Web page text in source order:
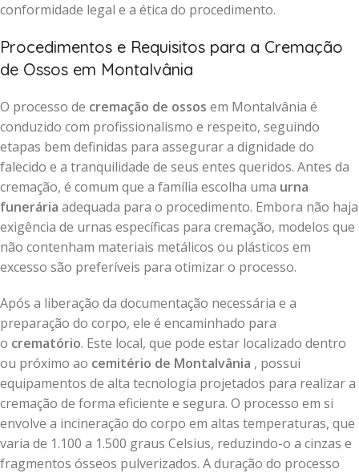
conformidade legal e a ética do procedimento.
Procedimentos e Requisitos para a Cremação
de Ossos em Montalvânia
O processo de cremação de ossos em Montalvânia é
conduzido com profissionalismo e respeito, seguindo
etapas bem definidas para assegurar a dignidade do
falecido e a tranquilidade de seus entes queridos. Antes da
cremação, é comum que a família escolha uma urna
funerária adequada para o procedimento. Embora não haja
exigência de urnas específicas para cremação, modelos que
não contenham materiais metálicos ou plásticos em
excesso são preferíveis para otimizar o processo.
Após a liberação da documentação necessária e a
preparação do corpo, ele é encaminhado para
o crematório. Este local, que pode estar localizado dentro
ou próximo ao cemitério de Montalvânia , possui
equipamentos de alta tecnologia projetados para realizar a
cremação de forma eficiente e segura. O processo em si
envolve a incineração do corpo em altas temperaturas, que
varia de 1.100 a 1.500 graus Celsius, reduzindo-o a cinzas e
fragmentos ósseos pulverizados. A duração do processo